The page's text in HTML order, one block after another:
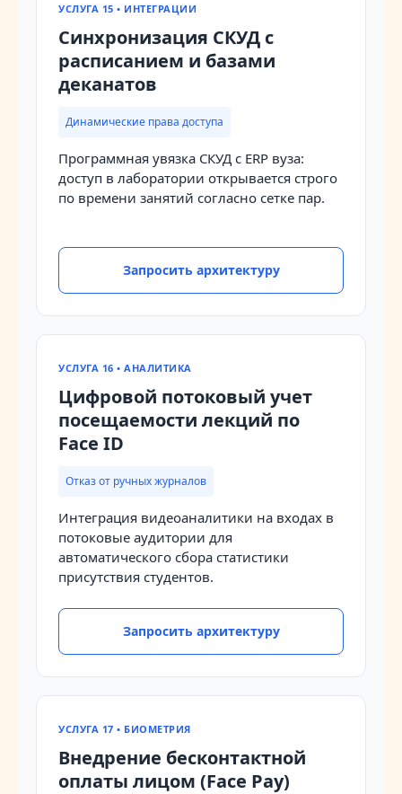
УСЛУГА 15 • ИНТЕГРАЦИИ
Синхронизация СКУД с
расписанием и базами
деканатов
Динамические права доступа
Программная увязка СКУД с ERP вуза:
доступ в лаборатории открывается строго
по времени занятий согласно сетке пар.
Запросить архитектуру
УСЛУГА 16 • АНАЛИТИКА
Цифровой потоковый учет
посещаемости лекций по
Face ID
Отказ от ручных журналов
Интеграция видеоаналитики на входах в
потоковые аудитории для
автоматического сбора статистики
присутствия студентов.
Запросить архитектуру
УСЛУГА 17 • БИОМЕТРИЯ
Внедрение бесконтактной
оплаты лицом (Face Pay)